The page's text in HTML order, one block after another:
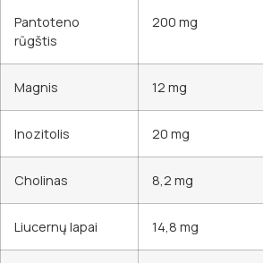
Pantoteno
rūgštis
200 mg
Magnis 12 mg
Inozitolis 20 mg
Cholinas 8,2 mg
Liucernų lapai 14,8 mg